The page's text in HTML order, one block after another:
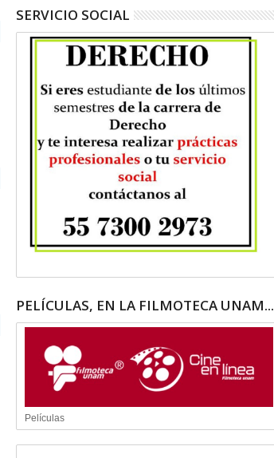
SERVICIO SOCIAL
PELÍCULAS, EN LA FILMOTECA UNAM...
Películas